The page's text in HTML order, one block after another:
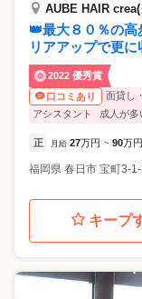
AUBE HAIR crea(
👑最大８０％の高
リアアップで更に
2022 優秀賞
口コミあり
面貸し
アシスタント
成人が多
正 月給 27万円 ~ 90万円
福岡県 春日市 宝町3-
キープ